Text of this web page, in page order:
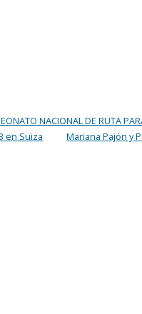
NACIONAL DE RUTA
en Suiza
Mariana Pajón y